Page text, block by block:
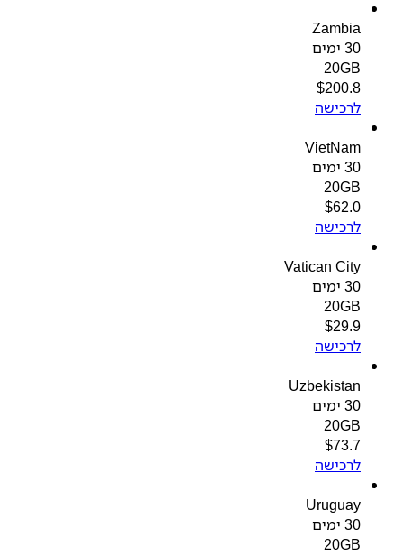
Zambia
20GB
$200.8
לרכישה
VietNam
20GB
$62.0
לרכישה
Vatican City
20GB
$29.9
לרכישה
Uzbekistan
20GB
$73.7
לרכישה
Uruguay
20GB